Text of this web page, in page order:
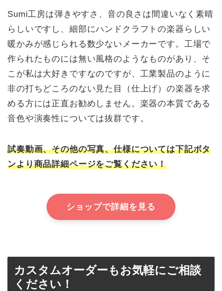
Sumi工房は弾きやすさ、音の良さは間違いなく素晴
らしいですし、細部にハンドクラフトの楽器らしい
暖かみが感じられる数少ないメーカーです。工場で
作られたものには無い風格のようなものがあり、そ
こが私は大好きですなのですが、工業製品のように
非の打ちどころのない見た目（仕上げ）の楽器を求
める方には正直お勧めしません。楽器の本質である
音色や演奏性については抜群です。
試奏動画、その他の写真、仕様については下記ボタ
ンより商品詳細ページをご覧ください！
ショップで詳細を見る
カスタムオーダーもお気軽にご相談
ください！